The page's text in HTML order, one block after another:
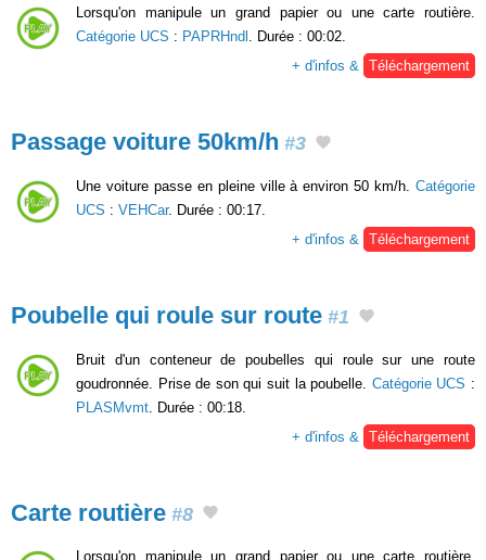
Lorsqu'on manipule un grand papier ou une carte routière.
Catégorie UCS : PAPRHndl . Durée : 00:02.
+ d'infos & Téléchargement
Passage voiture 50km/h #3
Une voiture passe en pleine ville à environ 50 km/h. Catégorie
UCS : VEHCar. Durée : 00:17.
+ d'infos & Téléchargement
Poubelle qui roule sur route #1
Bruit d'un conteneur de poubelles qui roule sur une route
goudronnée. Prise de son qui suit la poubelle. Catégorie UCS :
PLASMvmt . Durée : 00:18.
+ d'infos &
Téléchargement
Carte routière #8
Lorsqu'on manipule un grand papier ou une carte routière.